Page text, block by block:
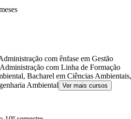
com ênfase em Gestão
com Linha de Formação
Bacharel em Ciências Ambientais,
Ambiental Ver mais cursos